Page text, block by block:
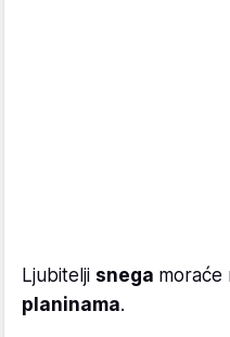
Ljubitelji snega moraće
planinama.